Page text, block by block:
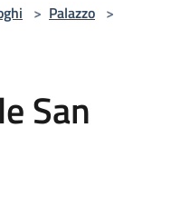
> Palazzo >
San